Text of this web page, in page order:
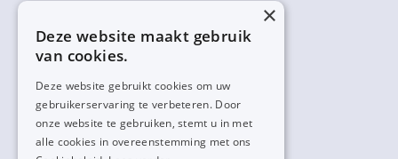
×
Deze website maakt gebruik
van cookies.
Deze website gebruikt cookies om uw
gebruikerservaring te verbeteren. Door
onze website te gebruiken, stemt u in met
alle cookies in overeenstemming met ons